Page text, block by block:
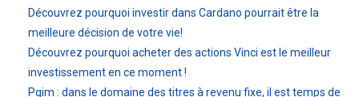
Découvrez pourquoi investir dans Cardano pourrait être la
meilleure décision de votre vie!
Découvrez pourquoi acheter des actions Vinci est le meilleur
investissement en ce moment !
Pgim : dans le domaine des titres à revenu fixe, il est temps de